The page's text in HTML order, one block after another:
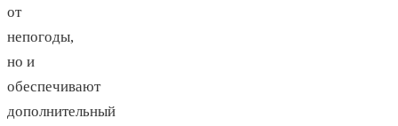
от
непогоды,
но и
обеспечивают
дополнительный